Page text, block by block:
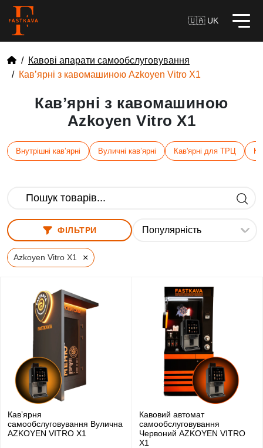
🇺🇦 UK
Кавові апарати самообслуговування
Кавʼярні з кавомашиною Azkoyen Vitro X1
Кавʼярні з кавомашиною
Azkoyen Vitro X1
Внутрішні кавʼярні Вуличні кавʼярні Кав'ярні для ТРЦ
ФІЛЬТРИ
Azkoyen Vitro X1 ×
Кавʼярня
самообслуговування Вулична
AZKOYEN VITRO X1
Кавовий автомат
самообслуговування
Червоний AZKOYEN VITRO
X1